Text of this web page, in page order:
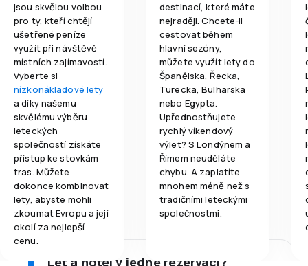
jsou skvělou volbou
pro ty, kteří chtějí
ušetřené peníze
využít při návštěvě
místních zajímavostí.
Vyberte si
nízkonákladové lety
a díky našemu
skvělému výběru
leteckých
společností získáte
přístup ke stovkám
tras. Můžete
dokonce kombinovat
lety, abyste mohli
zkoumat Evropu a její
okolí za nejlepší
cenu.
destinací, které máte
nejraději. Chcete-li
cestovat během
hlavní sezóny,
můžete využít lety do
Španělska, Řecka,
Turecka, Bulharska
nebo Egypta.
Upřednostňujete
rychlý víkendový
výlet? S Londýnem a
Římem neuděláte
chybu. A zaplatíte
mnohem méně než s
tradičními leteckými
společnostmi.
Let a hotel v jedné rezervaci?